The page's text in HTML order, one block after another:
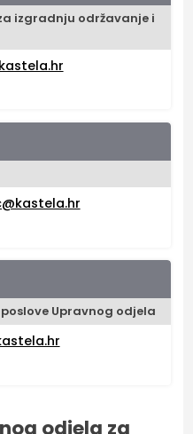
izgradnju održavanje i
Upravnog odjela
odjela za